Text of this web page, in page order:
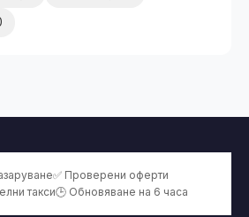
✅ Проверени оферти
такси🕒 Обновяване на 6 часа